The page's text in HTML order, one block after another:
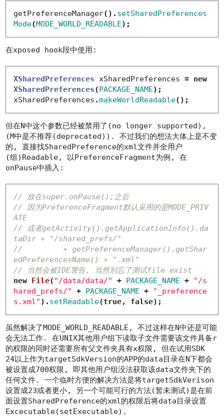
getPreferenceManager(). setSharedPreferences
Mode(MODE_WORLD_READABLE);
在xposed hook段中使用:
XSharedPreferences xSharedPreferences = new
XSharedPreferences(PACKAGE_NAME);
xSharedPreferences .makeWorldReadable();
但在N中这个参数已经被禁用了(no longer supported),
(M中是不推荐(deprecated)). 不过我们的想法大体上是不变
的, 直接找SharedPreference的xml文件并全用户
(组)Readable, 以PreferenceFragment为例, 在
onPause中插入:
// 放在super.onPause();之后
// 因为PreferenceFragment默认采用的是MODE_PRIV
ATE
// 或者getActivity().getApplicationInfo().da
taDir + "/shared_prefs/"
//         + getPreferenceManager().getShar
edPreferencesName() + ".xml"
// 当然会被IDE警告, 当然别忘了测试file exist
new File( "/data/data/" + PACKAGE_NAME +
"/s
hared_prefs/"
+ PACKAGE_NAME +
"_preference
s.xml" ). setReadable(true, false);
虽然解决了MODE_WORLD_READABLE , 不过这样在N中还是可能
会无法工作. 在UNIX其他用户组下读取子文件需要该文件具备r
的权限的同时还需要所有父文件夹具有x权限, 但在试用SDK
24以上作为targetSdkVersion的APP的data目录在N下都会
被设置成700权限, 即其他用户组没法获取该data文件夹下的
任何文件. 一个临时方便的解决方法是将targetSdkVerison
设置成23或者更小, 另一个可能可行的方法(暂未测试)是在前
面设置SharedPreference的xml的权限后将data目录设置
Excecutable(setExecutable).